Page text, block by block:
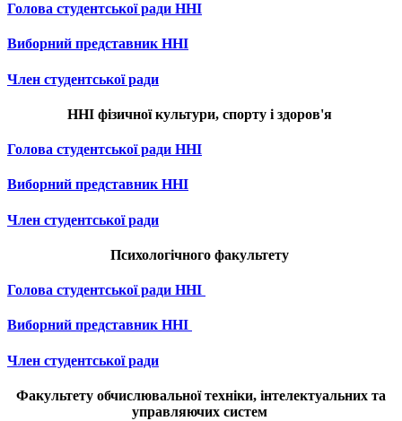
Голова студентської ради ННІ
Виборний представник ННІ
Член студентської ради
ННІ фізичної культури, спорту і здоров'я
Голова студентської ради ННІ
Виборний представник ННІ
Член студентської ради
Психологічного факультету
Голова студентської ради ННІ
Виборний представник ННІ
Член студентської ради
Факультету обчислювальної техніки, інтелектуальних та
управляючих систем